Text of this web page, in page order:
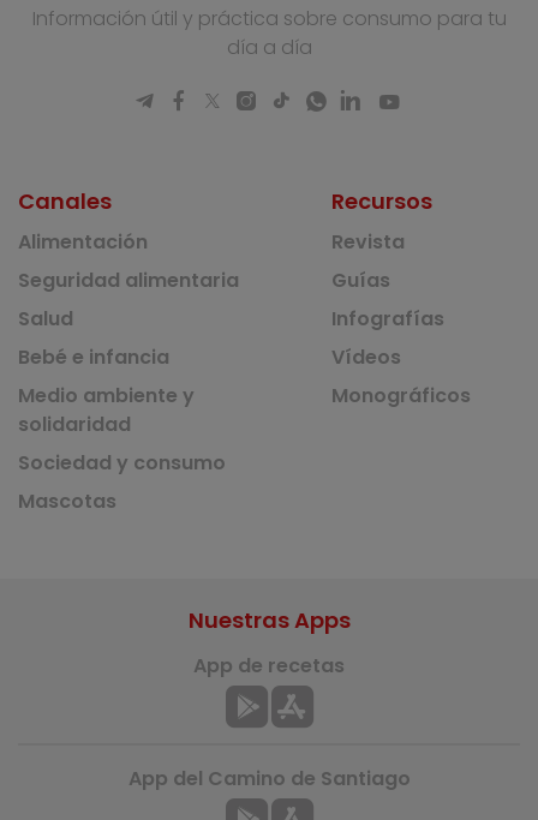
Información útil y práctica sobre consumo para tu
día a día
Canales
Alimentación
Seguridad alimentaria
Salud
Bebé e infancia
Medio ambiente y
solidaridad
Sociedad y consumo
Mascotas
Recursos
Revista
Guías
Infografías
Vídeos
Monográficos
Nuestras Apps
App de recetas
App del Camino de Santiago